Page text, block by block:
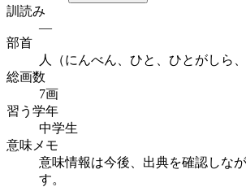
訓読み
—
部首
人（にんべん、ひと、ひとがしら、
総画数
7画
習う学年
中学生
意味メモ
意味情報は今後、出典を確認しな
す。